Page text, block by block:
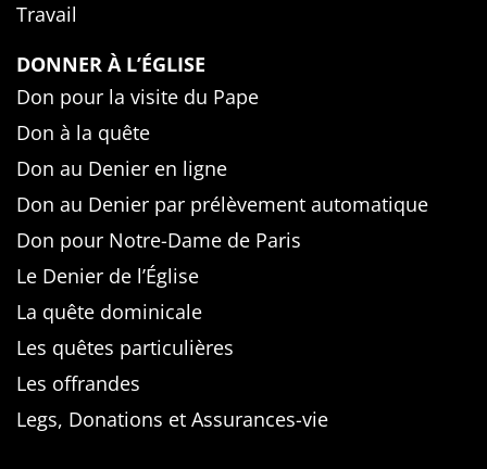
Travail
DONNER À L’ÉGLISE
Don pour la visite du Pape
Don à la quête
Don au Denier en ligne
Don au Denier par prélèvement automatique
Don pour Notre-Dame de Paris
Le Denier de l’Église
La quête dominicale
Les quêtes particulières
Les offrandes
Legs, Donations et Assurances-vie